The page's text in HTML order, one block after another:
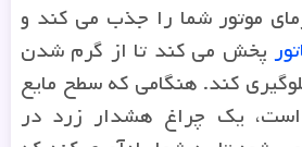
موتور شما را جذب می کند و
پخش می کند تا از گرم شدن
کند. هنگامی که سطح مایع
است، یک چراغ هشدار زرد در